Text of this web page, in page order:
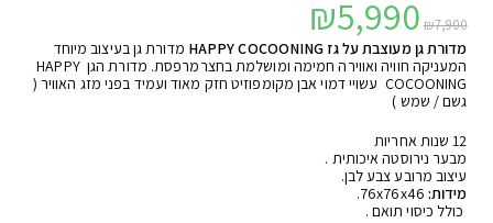
₪7,900
₪5,990
מדורת גן מעוצבת על גז HAPPY COCOONING
מדורת גן בעיצוב מיוחד
המעניקה חוויה ואווירה חמימה ומושלמת בחצרמרפסת. מדורת הגן HAPPY
COCOONING עשויי דמוי אבן מקומפוזיט חזק מאוד ועמיד בפני מזג האוויר (
גשם / שמש )
12 שנות אחריות
מבער נירוסטה איכותית .
עיצוב מרובע צבע לבן.
מידות:
כולל כיסוי תואם .